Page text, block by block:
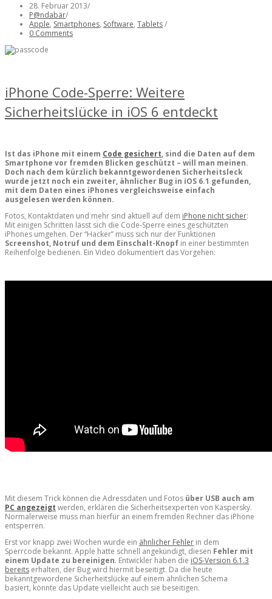
28. Februar 2013/
P@ndabär/
Apple, Smartphones, Software, Tablets/
0 Comments
iPhone Code-Sperre: Weitere
Sicherheitslücke in iOS 6 entdeckt
Ist das iPhone mit einem Code gesichert, sind die Daten auf dem
Smartphone vor fremden Blicken geschützt – will man meinen.
Doch nach dem kürzlich bekanntgewordenen Sicherheitsleck
wurde jetzt noch ein zweiter, ähnlicher Bug in iOS 6.1 gefunden,
mit dem Daten eines iPhones vergleichsweise einfach
ausgelesen werden können.
Fotos, Kontaktdaten und mehr sind aktuell auf dem iPhone nicht sicher:
Mit einigen Schritten lässt sich die Code-Sperre eines geschützten
iPhones umgehen. Der “Hacker” muss sich nur der Funktionen
Screenshot, Notruf und dem Einschalt-Knopf in einer bestimmten
Reihenfolge bedienen. Ein Video dokumentiert das Vorgehen:
Mit diesem Trick können die Adressdaten und Fotos über USB auch am
PC angezeigt werden, erklären die Sicherheitsexperten von Kaspersky.
Normalerweise muss man hierfür an einem fremden Rechner das iPhone
entsperren.
Erst vor knapp zwei Wochen wurde ein ähnlicher Fehler in dem
Sperrcode bekannt. Apple hatte schnell angekündigt, diesen Fehler mit
einem Update zu bereinigen. Entwickler haben die iOS-Version 6.1.3
bereits erhalten, der Bug wird hiermit beseitigt. Da die heute
bekanntgewordene Sicherheitslücke auf einem ähnlichen Schema
basiert, könnte das Update vielleicht auch sie beseitigen.